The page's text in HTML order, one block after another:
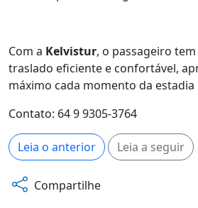
Com a Kelvistur, o passageiro
traslado eficiente e confortável,
máximo cada momento da estadia
Contato: 64 9 9305-3764
Leia o anterior Leia a seguir
Compartilhe